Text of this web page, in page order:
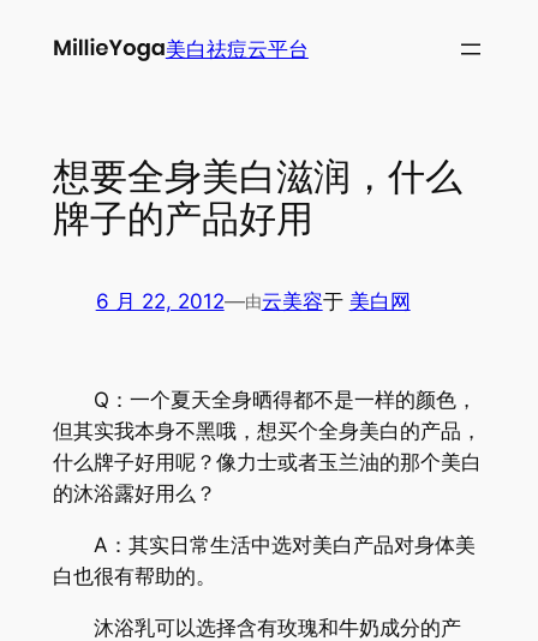
美白祛痘云平台
想要全身美白滋润，什么
牌子的产品好用
6 月 22, 2012—由云美容于 美白网
Q：一个夏天全身晒得都不是一样的颜色，
但其实我本身不黑哦，想买个全身美白的产品，
什么牌子好用呢？像力士或者玉兰油的那个美白
的沐浴露好用么？
A：其实日常生活中选对美白产品对身体美
白也很有帮助的。
沐浴乳可以选择含有玫瑰和牛奶成分的产